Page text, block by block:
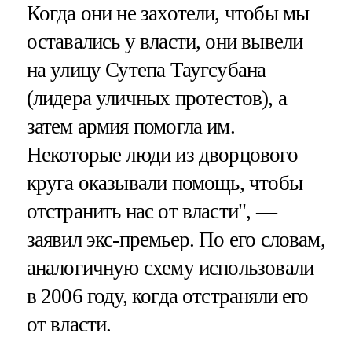
Когда они не захотели, чтобы мы
оставались у власти, они вывели
на улицу Сутепа Таугсубана
(лидера уличных протестов), а
затем армия помогла им.
Некоторые люди из дворцового
круга оказывали помощь, чтобы
отстранить нас от власти", —
заявил экс-премьер. По его словам,
аналогичную схему использовали
в 2006 году, когда отстраняли его
от власти.